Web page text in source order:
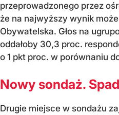
przeprowadzonego przez
że na najwyższy wynik
Obywatelska. Głos na
oddałoby 30,3 proc.
o 1 pkt proc. w porównaniu
Nowy sondaż.
Drugie miejsce w sondażu